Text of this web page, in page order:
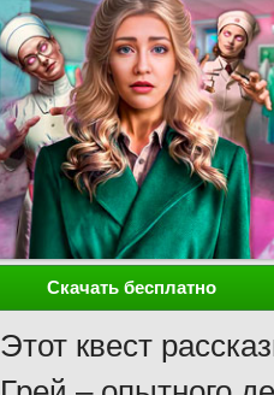
Скачать бесплатно
Этот квест